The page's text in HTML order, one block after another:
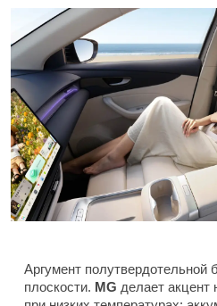
Аргумент полутвердотельной
плоскости. MG делает акцент